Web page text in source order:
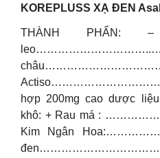
KOREPLUSS XẠ ĐEN
THÀNH
hợp 200mg cao dược
khô: + Rau má :
Kim Ngân